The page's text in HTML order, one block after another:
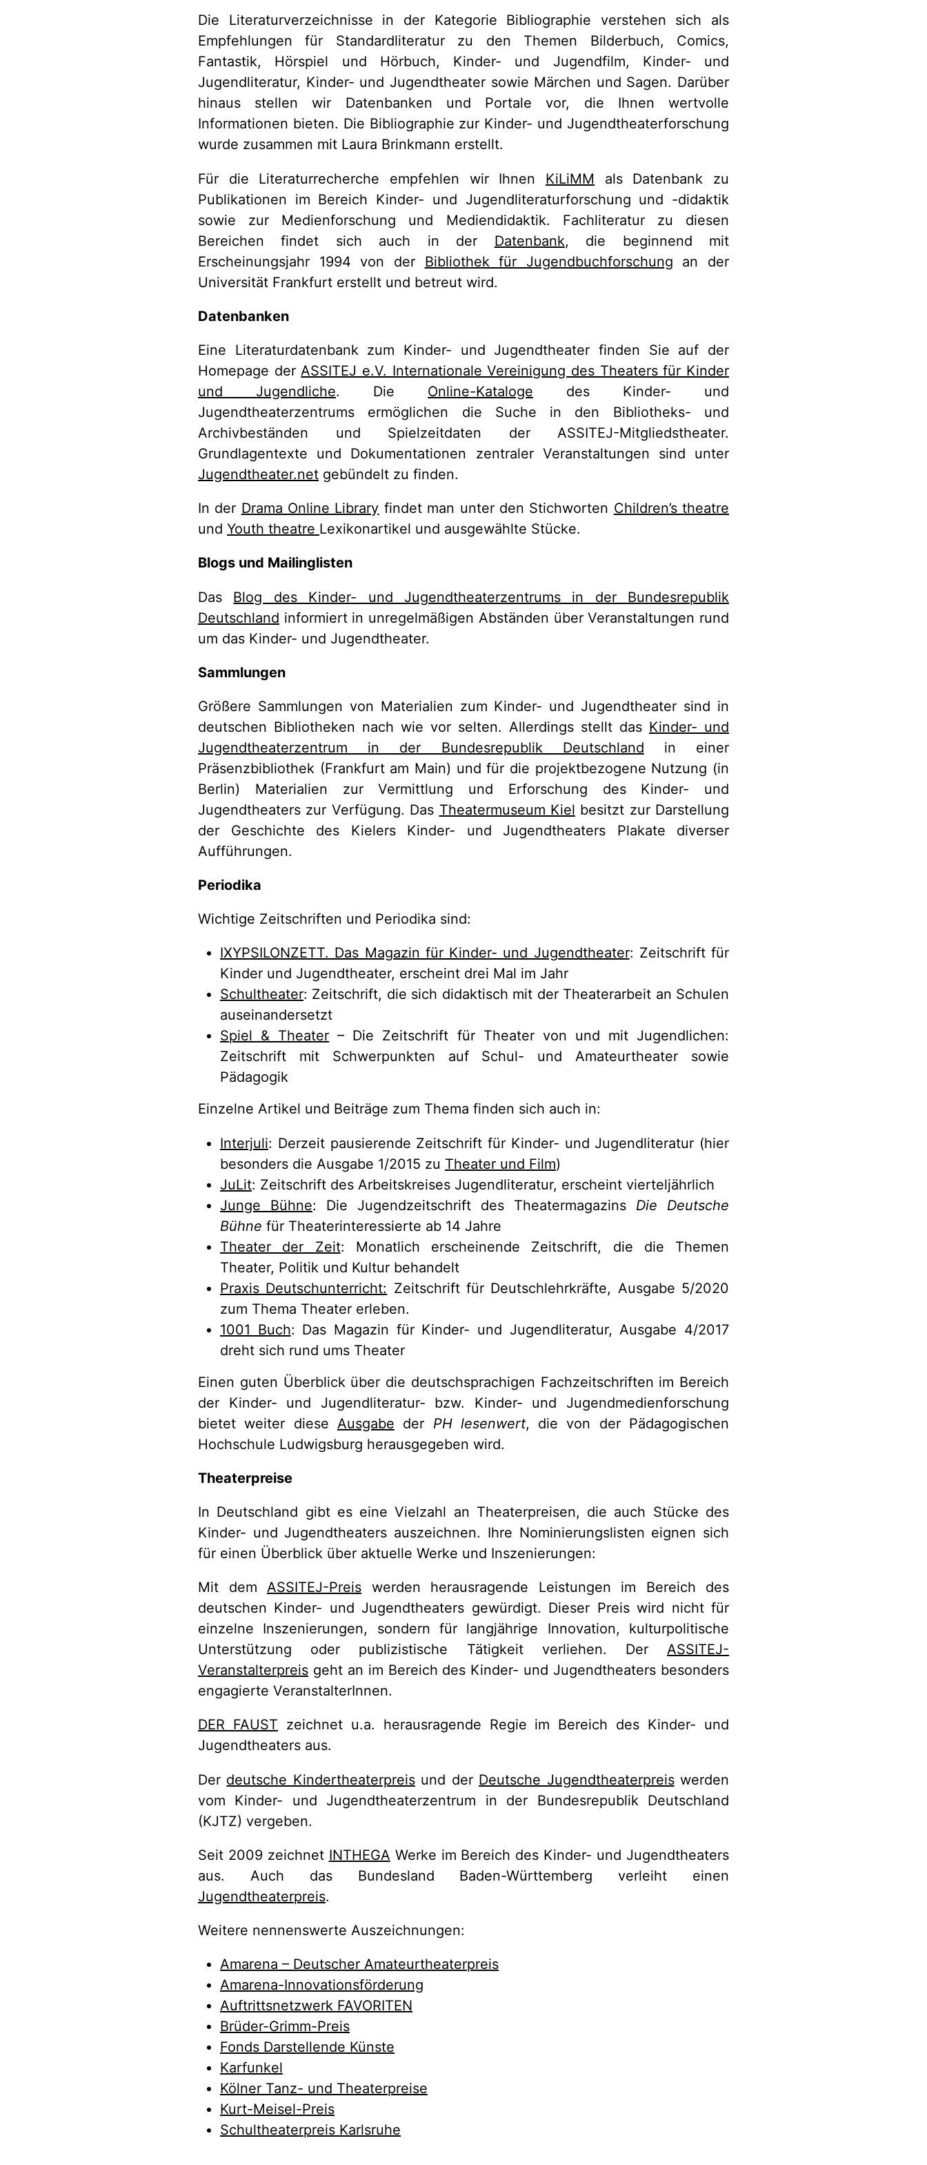
Die Literaturverzeichnisse in der Kategorie Bibliographie verstehen sich als
Empfehlungen für Standardliteratur zu den Themen Bilderbuch, Comics,
Fantastik, Hörspiel und Hörbuch, Kinder- und Jugendfilm, Kinder- und
Jugendliteratur, Kinder- und Jugendtheater sowie Märchen und Sagen. Darüber
hinaus stellen wir Datenbanken und Portale vor, die Ihnen wertvolle
Informationen bieten. Die Bibliographie zur Kinder- und Jugendtheaterforschung
wurde zusammen mit Laura Brinkmann erstellt.
Für die Literaturrecherche empfehlen wir Ihnen KiLiMM als Datenbank zu
Publikationen im Bereich Kinder- und Jugendliteraturforschung und -didaktik
sowie zur Medienforschung und Mediendidaktik. Fachliteratur zu diesen
Bereichen findet sich auch in der Datenbank, die beginnend mit
Erscheinungsjahr 1994 von der Bibliothek für Jugendbuchforschung an der
Universität Frankfurt erstellt und betreut wird.
Datenbanken
Eine Literaturdatenbank zum Kinder- und Jugendtheater finden Sie auf der
Homepage derASSITEJ e.V. Internationale Vereinigung des Theaters für Kinder
und Jugendliche. Die Online-Kataloge des Kinder- und
Jugendtheaterzentrums ermöglichen die Suche in den Bibliotheks- und
Archivbeständen und Spielzeitdaten der ASSITEJ-Mitgliedstheater.
Grundlagentexte und Dokumentationen zentraler Veranstaltungen sind unter
Jugendtheater.net gebündelt zu finden.
In der Drama Online Library findet man unter den Stichworten Children’s theatre
und Youth theatre Lexikonartikel und ausgewählte Stücke.
Blogs und Mailinglisten
Das Blog des Kinder- und Jugendtheaterzentrums in der Bundesrepublik
Deutschland informiert in unregelmäßigen Abständen über Veranstaltungen rund
um das Kinder- und Jugendtheater.
Sammlungen
Größere Sammlungen von Materialien zum Kinder- und Jugendtheater sind in
deutschen Bibliotheken nach wie vor selten. Allerdings stellt das Kinder- und
Jugendtheaterzentrum in der Bundesrepublik Deutschland in einer
Präsenzbibliothek (Frankfurt am Main) und für die projektbezogene Nutzung (in
Berlin) Materialien zur Vermittlung und Erforschung des Kinder- und
Jugendtheaters zur Verfügung. Das Theatermuseum Kiel besitzt zur Darstellung
der Geschichte des Kielers Kinder- und Jugendtheaters Plakate diverser
Aufführungen.
Periodika
Wichtige Zeitschriften und Periodika sind:
IXYPSILONZETT. Das Magazin für Kinder- und Jugendtheater: Zeitschrift für
Kinder und Jugendtheater, erscheint drei Mal im Jahr
Schultheater: Zeitschrift, die sich didaktisch mit der Theaterarbeit an Schulen
auseinandersetzt
Spiel & Theater – Die Zeitschrift für Theater von und mit Jugendlichen:
Zeitschrift mit Schwerpunkten auf Schul- und Amateurtheater sowie
Pädagogik
Einzelne Artikel und Beiträge zum Thema finden sich auch in:
Interjuli: Derzeit pausierende Zeitschrift für Kinder- und Jugendliteratur (hier
besonders die Ausgabe 1/2015 zu Theater und Film)
JuLit: Zeitschrift des Arbeitskreises Jugendliteratur, erscheint vierteljährlich
Junge Bühne: Die Jugendzeitschrift des Theatermagazins Die Deutsche
Bühne für Theaterinteressierte ab 14 Jahre
Theater der Zeit: Monatlich erscheinende Zeitschrift, die die Themen
Theater, Politik und Kultur behandelt
Praxis Deutschunterricht: Zeitschrift für Deutschlehrkräfte, Ausgabe 5/2020
zum Thema Theater erleben.
1001 Buch: Das Magazin für Kinder- und Jugendliteratur, Ausgabe 4/2017
dreht sich rund ums Theater
Einen guten Überblick über die deutschsprachigen Fachzeitschriften im Bereich
der Kinder- und Jugendliteratur- bzw. Kinder- und Jugendmedienforschung
bietet weiter diese Ausgabe der PH lesenwert, die von der Pädagogischen
Hochschule Ludwigsburg herausgegeben wird.
Theaterpreise
In Deutschland gibt es eine Vielzahl an Theaterpreisen, die auch Stücke des
Kinder- und Jugendtheaters auszeichnen. Ihre Nominierungslisten eignen sich
für einen Überblick über aktuelle Werke und Inszenierungen:
Mit dem ASSITEJ-Preis werden herausragende Leistungen im Bereich des
deutschen Kinder- und Jugendtheaters gewürdigt. Dieser Preis wird nicht für
einzelne Inszenierungen, sondern für langjährige Innovation, kulturpolitische
Unterstützung oder publizistische Tätigkeit verliehen. Der ASSITEJ-
Veranstalterpreis geht an im Bereich des Kinder- und Jugendtheaters besonders
engagierte VeranstalterInnen.
DER FAUST zeichnet u.a. herausragende Regie im Bereich des Kinder- und
Jugendtheaters aus.
Der deutsche Kindertheaterpreisund der Deutsche Jugendtheaterpreiswerden
vom Kinder- und Jugendtheaterzentrum in der Bundesrepublik Deutschland
(KJTZ) vergeben.
Seit 2009 zeichnet INTHEGA Werke im Bereich des Kinder- und Jugendtheaters
aus. Auch das Bundesland Baden-Württemberg verleiht einen
Jugendtheaterpreis.
Weitere nennenswerte Auszeichnungen:
Amarena – Deutscher Amateurtheaterpreis
Amarena-Innovationsförderung
Auftrittsnetzwerk FAVORITEN
Brüder-Grimm-Preis
Fonds Darstellende Künste
Karfunkel
Kölner Tanz- und Theaterpreise
Kurt-Meisel-Preis
Schultheaterpreis Karlsruhe